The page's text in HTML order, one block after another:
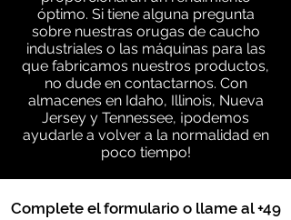
óptimo. Si tiene alguna pregunta
sobre nuestras orugas de caucho
industriales o las máquinas para las
que fabricamos nuestros productos,
no dude en contactarnos. Con
almacenes en Idaho, Illinois, Nueva
Jersey y Tennessee, ¡podemos
ayudarle a volver a la normalidad en
poco tiempo!
Complete el formulario o llame al+49